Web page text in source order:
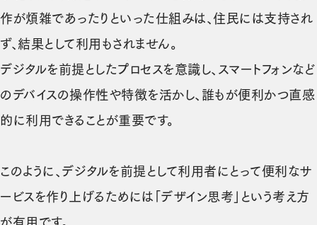
作が煩雑であったりといった仕組みは、住民には支持され
ず、結果として利用もされません。
デジタルを前提としたプロセスを意識し、スマートフォンなど
のデバイスの操作性や特徴を活かし、誰もが便利かつ直感
的に利用できることが重要です。
このように、デジタルを前提として利用者にとって便利なサ
ービスを作り上げるためには「デザイン思考」という考え方
が有用です。